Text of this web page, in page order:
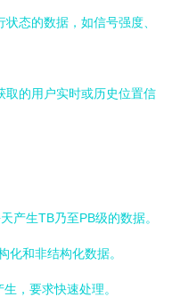
态的数据，如信号强度、
取的用户实时或历史位置信
产生TB乃至PB级的数据。
化和非结构化数据。
，要求快速处理。